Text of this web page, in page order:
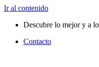
Ir al contenido
Descubre lo mejor y a
Contacto